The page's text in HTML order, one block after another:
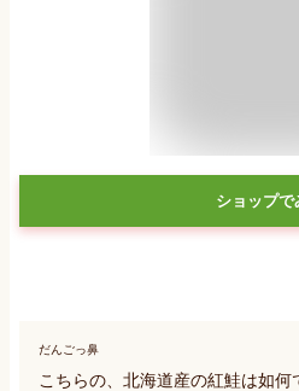
ショップで
だんごっ鼻
こちらの、北海道産の紅鮭は如何